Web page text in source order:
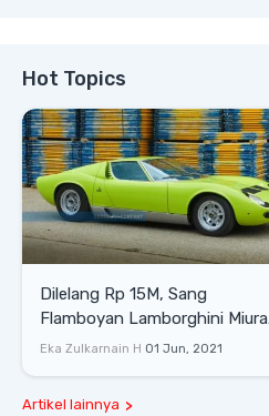
Hot Topics
Dilelang Rp 15M, Sang
Flamboyan Lamborghini Miura
P400 S
Eka Zulkarnain H 01 Jun, 2021
Artikel lainnya